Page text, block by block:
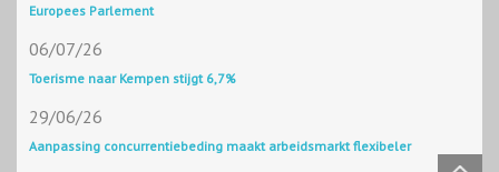
Europees Parlement
06/07/26
Toerisme naar Kempen stijgt 6,7%
29/06/26
Aanpassing concurrentiebeding maakt arbeidsmarkt flexibeler